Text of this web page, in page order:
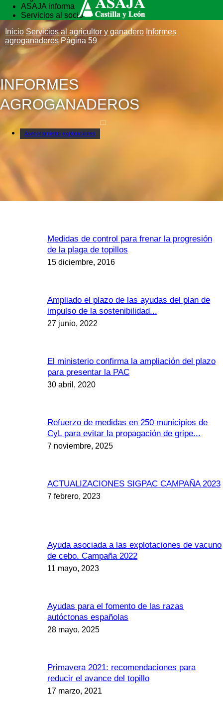
ASAJA informa
Servicios al socio
Vida rural
Formación
Inicio Servicios al agricultor y ganadero Informes
agroganaderos Página 59
INFORMES
AGROGANADEROS
Asesoramiento explotaciones
Medidas de control para frenar la progresión
de la plaga de topillos
15 diciembre, 2016
Ampliado el plazo de las ayudas del plan de
impulso de la sostenibilidad...
27 junio, 2022
El ministerio confirma la ampliación del plazo
para presentar la PAC
30 abril, 2020
Refuerzo de medidas en 250 municipios de
CyL para evitar la propagación de gripe...
7 noviembre, 2025
ACTUALIZACIONES SIGPAC CAMPAÑA 2023
7 febrero, 2023
Ayuda asociada a las explotaciones de vacuno
de cebo. Campaña 2022
11 mayo, 2023
Ayudas para el fomento de las razas
autóctonas españolas
28 mayo, 2025
Primavera 2021: recomendaciones para
reducir el avance del topillo
17 marzo, 2021